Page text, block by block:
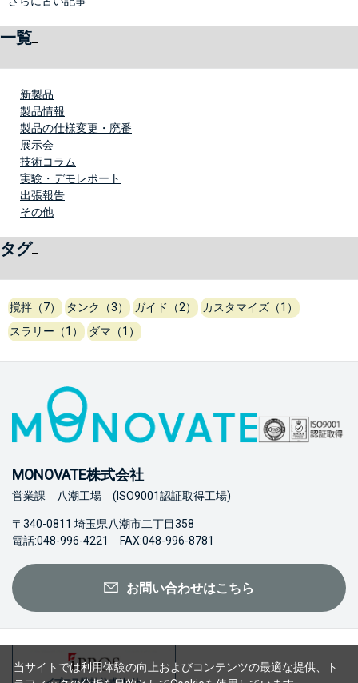
一覧
新製品
製品情報
製品の仕様変更・廃番
展示会
技術コラム
実験・デモレポート
出張報告
その他
タグ
撹拌（7） タンク（3） ガイド（2）
カスタマイズ（1）
スラリー（1）
ダマ（1）
MONOVATE株式会社
営業課 八潮工場 (ISO9001認証取得工場)
〒340-0811 埼玉県八潮市二丁目358
電話:048-996-4221 FAX:048-996-8781
お問い合わせはこちら
当サイトでは利用体験の向上およびコンテンツの最適な提供、ト